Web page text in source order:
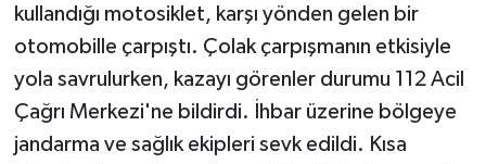
kullandığı motosiklet, karşı yönden gelen bir
otomobille çarpıştı. Çolak çarpışmanın etkisiyle
yola savrulurken, kazayı görenler durumu 112 Acil
Çağrı Merkezi'ne bildirdi. İhbar üzerine bölgeye
jandarma ve sağlık ekipleri sevk edildi. Kısa